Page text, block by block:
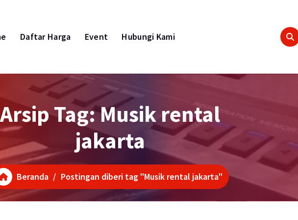
Daftar Harga Event Hubungi Kami
Arsip Tag: Musik rental
jakarta
Beranda / Postingan diberi tag "Musik rental jakarta"